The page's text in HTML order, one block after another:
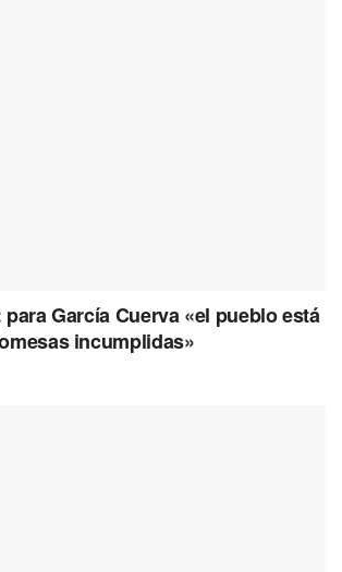
García Cuerva «el pueblo está
incumplidas»